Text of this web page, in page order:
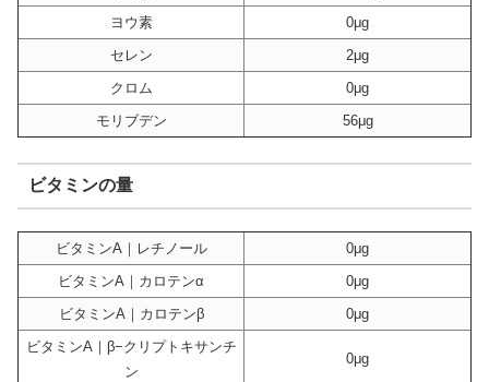
ヨウ素
0μg
セレン
2μg
クロム
0μg
モリブデン
56μg
ビタミンの量
ビタミンA｜レチノール
0μg
ビタミンA｜カロテンα
0μg
ビタミンA｜カロテンβ
0μg
ビタミンA｜β−クリプトキサンチ
ン
0μg